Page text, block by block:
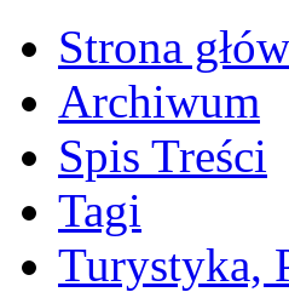
Strona
Archiwum
Spis Treści
Tagi
Turystyka,